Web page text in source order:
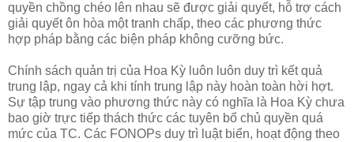
quyền chồng chéo lên nhau sẽ được giải quyết, hỗ trợ cách
giải quyết ôn hòa một tranh chấp, theo các phương thức
hợp pháp bằng các biện pháp không cưỡng bức.
Chính sách quản trị của Hoa Kỳ luôn luôn duy trì kết quả
trung lập, ngay cả khi tính trung lập này hoàn toàn hời hợt.
Sự tập trung vào phương thức này có nghĩa là Hoa Kỳ chưa
bao giờ trực tiếp thách thức các tuyên bố chủ quyền quá
mức của TC. Các FONOPs duy trì luật biển, hoạt động theo